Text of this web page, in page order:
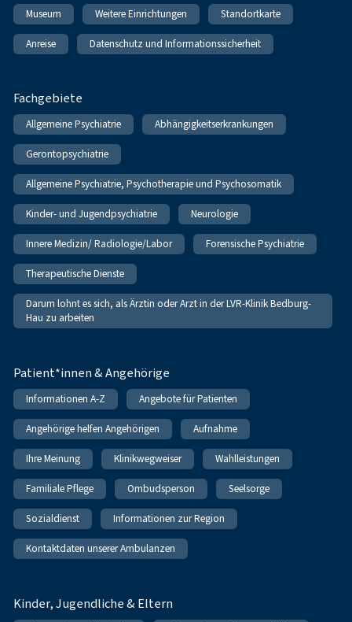
Museum Weitere Einrichtungen Standortkarte
Anreise Datenschutz und Informationssicherheit
Fachgebiete
Allgemeine Psychiatrie Abhängigkeitserkrankungen
Gerontopsychiatrie
Allgemeine Psychiatrie, Psychotherapie und Psychosomatik
Kinder- und Jugendpsychiatrie Neurologie
Innere Medizin/ Radiologie/Labor Forensische Psychiatrie
Therapeutische Dienste
Darum lohnt es sich, als Ärztin oder Arzt in der LVR-Klinik Bedburg-
Hau zu arbeiten
Patient*innen & Angehörige
Informationen A-Z Angebote für Patienten
Angehörige helfen Angehörigen Aufnahme
Ihre Meinung Klinikwegweiser Wahlleistungen
Familiale Pflege Ombudsperson Seelsorge
Sozialdienst Informationen zur Region
Kontaktdaten unserer Ambulanzen
Kinder, Jugendliche & Eltern